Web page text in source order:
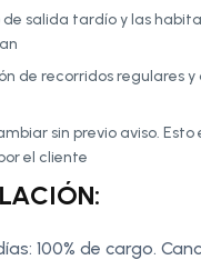
salida tardío y las
de recorridos regulares
sin previo aviso.
el cliente
100% de cargo.